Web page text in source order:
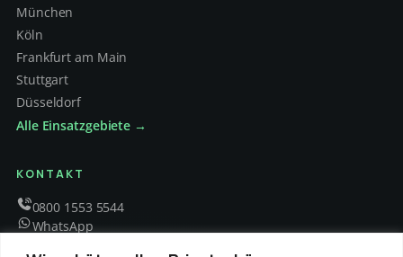
München
Köln
Frankfurt am Main
Stuttgart
Düsseldorf
Alle Einsatzgebiete →
KONTAKT
0800 1553 5544
WhatsApp